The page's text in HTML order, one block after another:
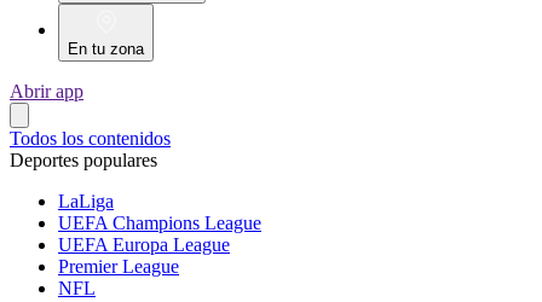
En tu zona
Abrir app
Todos los contenidos
Deportes populares
LaLiga
UEFA Champions League
UEFA Europa League
Premier League
NFL